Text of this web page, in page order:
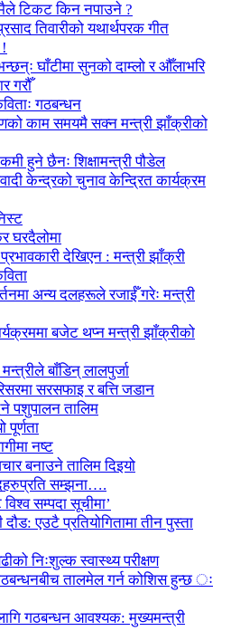
टिकट किन नपाउने ?
तिवारीको यथार्थपरक गीत
घाँटीमा सुनको दाम्लो र औँलाभरि
गरौँ
गठबन्धन
काम समयमै सक्न मन्त्री झाँक्रीको
हुने छैनः शिक्षामन्त्री पौडेल
केन्द्रको चुनाव केन्द्रित कार्यक्रम
घरदैलोमा
देखिएन : मन्त्री झाँक्री
अन्य दलहरूले रजाईँ गरेः मन्त्री
बजेट थप्न मन्त्री झाँक्रीको
बाँडिन् लालपुर्जा
सरसफाइ र बत्ति जडान
पशुपालन तालिम
पूर्णता
नष्ट
बनाउने तालिम दिइयो
सम्झना….
सम्पदा सूचीमा’
एउटै प्रतियोगितामा तीन पुस्ता
निःशुल्क स्वास्थ्य परीक्षण
तालमेल गर्न कोशिस हुन्छ ः
गठबन्धन आवश्यक: मुख्यमन्त्री